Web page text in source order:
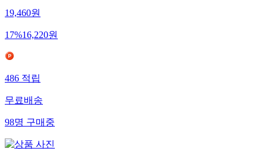
19,460원
17%16,220원
486적립
무료배송
98명구매중